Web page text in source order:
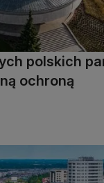
polskich
ochroną